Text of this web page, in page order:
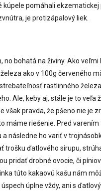
kúpele pomáhali ekzematickej
je protizápalový liek.
no bohatá na živiny. Ako veľmi
ako v 100g červeného
rastlinného
Ale, keby aj, stále je to veľa
však pravda, že pšeno nie je
máme riešenie. Pred varením
následne ho variť v
trošku ďatlového sirupu,
pridať drobné ovocie, či
túto kakaovú kašu nám
úplne vždy, ani s